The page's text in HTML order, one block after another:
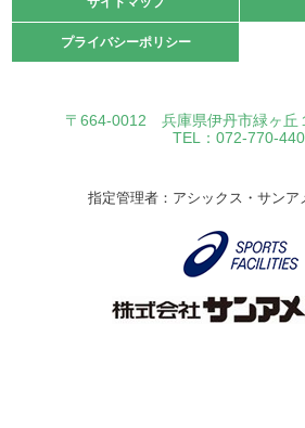
プライバシーポリシー
プライバシーポリシー
〒664-0012 兵庫県伊丹市緑ヶ丘
TEL：072-770-
指定管理者：アシックス・サンア